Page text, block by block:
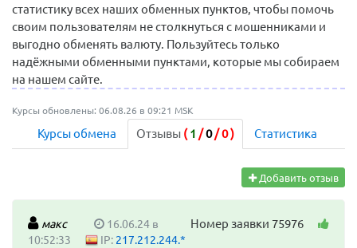
статистику всех наших обменных пунктов, чтобы помочь
своим пользователям не столкнуться с мошенниками и
выгодно обменять валюту. Пользуйтесь только
надёжными обменными пунктами, которые мы собираем
на нашем сайте.
Курсы обновлены: 06.08.26 в 09:21 MSK
Курсы обмена Отзывы ( 1 /0/0) Статистика
Добавить отзыв
Номер заявки 75976
макс
16.06.24 в
10:52:33
IP: 217.212.244.*